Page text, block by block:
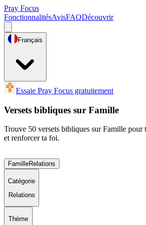
Pray Focus
FonctionnalitésAvisFAQDécouvrir
Français
Essaie Pray Focus gratuitement
Versets bibliques sur Famille
Trouve 50 versets bibliques sur Famille pour
et renforcer ta foi.
FamilleRelations
Catégorie
Relations
Thème